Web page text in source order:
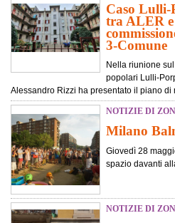
Caso
tra ALER
3-Comune
Nella riunione
popolari Lulli-
Alessandro Rizzi ha presentato il piano di
NOTIZIE DI
Milano
Giovedì 28
spazio davanti
NOTIZIE DI